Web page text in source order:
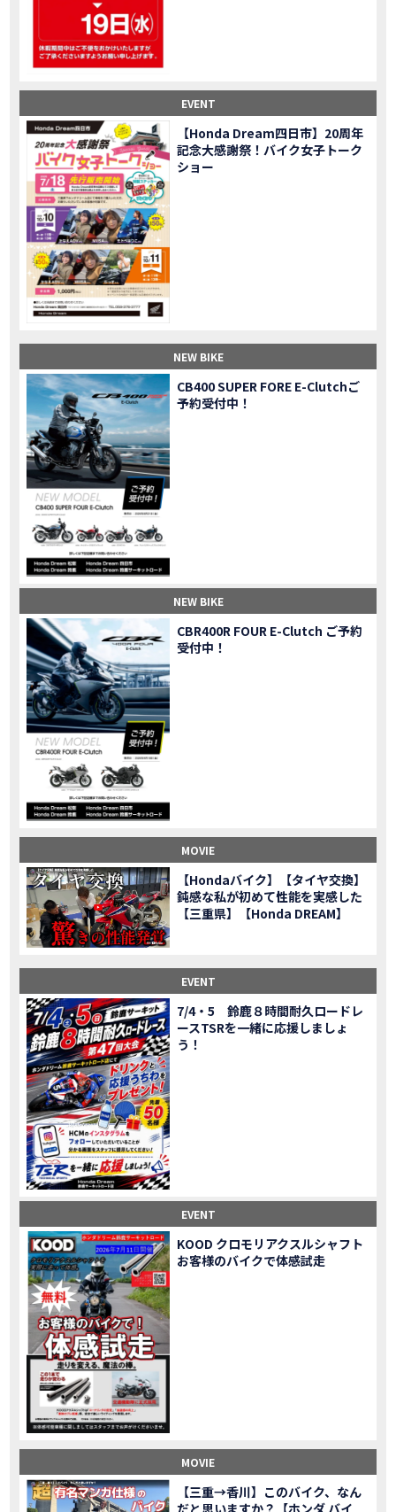
【三重県】女性ライダーツーリングを満喫しました｜CB1000HORNET CB750HORNET CB650R E-Clutch
MOVIE 【女子ツーの実態】恥ずかしいけど、暴露しました。
MOVIE オイル交換に行ったつもりが…まさかの大出費！？
「CRF250L」「CRF250L＜s＞」のカラーリング設定と 仕様を一部変更し発売
NEW BIKE 軽二輪スーパースポーツモデル「CBR250RR」の カラーバリエーションを変更し発売
MOVIE 【Honda Dream鈴鹿】20周年記念・大感謝祭イベント 大人気バイク女子が大集合・・Honda Dreamさんの人気を探ってきましたスペシャル！！メチャクチャ楽しかったです❤
NEW BIKE PROJECT BIG1 Final Edition CB 1300在庫車あります！
MOVIE 【バイク女子】急遽、愛車とお別れ…ついにあのバイクに乗れた
MOVIE 【バイク女子】オイル交換だけのつもりが、まさかのアレを交換することに！？
EVENT 【Honda Dream 鈴鹿２０周年記念大感謝祭】 多くの方のご来店ありがとうございました！
MOVIE 【CB650R E-Clutch】X-ADVでDCTに5年乗った私が素直にレビュー｜Honda X-ADV
MOVIE 【カブでアクセル全開】女性ライダーで耐久レース参戦！レースだけじゃないサーキットの楽しみ方|Honda supercub
MOVIE 【新型X-ADV】最初のカスタムはこれ！ガラスコーティングもしちゃいました|Honda X-ADV
三重県下 Honda Dream4店舗にて新春キャンペーンを開催
MOVIE 【速報】2025年モデルHonda X-ADV契約しました！新型のどこが凄いかチェックしてきた！
MOVIE 【女子ツーリング】秋の女子ツーリングin鳥羽・伊勢 【Honda Dream 松阪】
NEW BIKE スーパーカブFinal Edition/HELLP KITTY在庫車あります！
MOVIE 【CBR1000RR-R】スーパースポーツバイクで三重県の新スポットを巡る女子ツーリング|Honda CBR1000RRR Rebel1100 500 250
CAMPAIGN 三重県下 Honda Dreamにてレンタルバイクキャンペーン実施中💫
MOVIE 【アフリカツイン】憧れの大型バイクで1泊2日マスツーリング｜三重県〜静岡県｜Honda CL500 AfricaTwin
MOVIE 【女子ツーリング】穴場スポット満載！三重の美味しいもの・パワースポット！【Honda Dream 松阪】
MOVIE 【CBR600RR】憧れのSSバイクで女子ツーリング|三重県 松阪スタート！Honda Rebel250•500
MOVIE 【中級レベル】スクーター乗りの女性ライダーがライティングスクールに潜入【HMS】Honda 400X
MOVIE 【鈴鹿サーキット】ホンダモーターサイクリストスクールを体験してきました【バイク女子】
CAMPAIGN 【買取強化中】乗らないバイクはHonda Dreamへ！
MOVIE 【祝】Honda CL500納車「かなえさんバイク売れました！」連絡があり行ってきました
MOVIE 【シンガーソングライター茉ひるさんご来店】ホンダドリーム四日市
MOVIE 【ホンダドリーム鈴鹿サーキットロード】オープン当日イベントレポ！
MOVIE 【鈴鹿サーキットに近い！】ホンダドリーム鈴鹿サーキットロードOPEN！ #茉ひる
MOVIE CL500売却！X-ADVオーナーの素直な理由。〇〇で納得の買取してもらいました|Honda X-ADV
MOVIE 【梅本まどかさんコラボ】CIVIC TYPE R♪スタッフオススメの鈴鹿ドライブへ！【後編】
MOVIE 憧れの大型バイク試乗！4輪走行は驚きの…【Honda GoldWing AfricaTwin】試乗会in鈴鹿ツインサーキット
【鈴鹿ツインサーキット】バイク＆クルマ夢のコラボイベント！「HCM２＆４サーキットフェス」レポ
MOVIE 全員初対面！バイク女子6人がツーリング行ったらwww
バイク女子6人でツーリング行った結果ww！後編
MOVIE 温泉1泊。いつもソロの女性ライダー、大人のマスツーリングへついていった【三重〜長野•茶臼山高原経由】Honda CL500
MOVIE 【梅本まどかさんコラボ】CIVIC TYPE R♪ スタッフオススメの鈴鹿ドライブへ！【前編】
MOVIE ＨＣＭ２＆４サーキットフェス2023 紹介動画②
MOVIE ＨＣＭ２＆４サーキットフェス2023 紹介動画①
Honda Dream 四日市のご紹介
MOVIE Honda Dream 鈴鹿のご紹介
MOVIE
Honda Dream 松阪のご紹介
２月１２日 牡蠣ツーリングフォトギャラリー
EVENT 第6回オフロードスクールフォトギャラリー
EVENT Honda Dream鈴鹿・松阪・四日市 ３店舗合同周年祭フォトギャラリー
MOVIE Honda Dream鈴鹿・松阪・四日市 ３店舗合同周年祭レポート
NEW BIKE NEW BIKE「HAWK 11」新型ロードスポーツモデル HAWK 11を発売！
NEW BIKE NEW BIKE「ダックス125」新型レジャーバイク ダックス125を発売！
MOVIE Honda Dream 鈴鹿 オフロードスクール紹介
【新車中古車多数】三重県でバイクを探すなら！HondaDream松阪【ホンダ二輪車専門店】
MOVIE 【県下最大規模】三重県でバイクを探すなら！HondaDream鈴鹿【ホンダ二輪車専門店】
NEW BIKE 「CBR400R」「400X」の仕様 を一部変更し発売!
NEW BIKE 大型プレミアムツアラー「Gold Wing」 シリーズのカラーバリエーション を一部変更し発売!
NEW BIKE クルーザーモデル 「Rebel 250 S Edition」 に新色を追加し発表！
NEW BIKE 「CT125・ハンターカブ」 に新色を追加し発売！
NEW BIKE 「CB1100 EX Final Edition」「CB1100 RS Final Edition」を発売
NEW BIKE 「モンキー125」に5速トランスミッションを採用した新エンジンを搭載し発売！
NEW BIKE 「スーパーカブ C125」に環境性能を向上させた新エンジンを搭載し発売！
EVENT 【イベントレポート】2021年 7月25日 敦賀ツーリング
「ADV150」に受注期間限定のカラーリングを設定し発売！
NEW BIKE 「GB350」「GB350 S」新型ロードスポーツモデル GB350・GB350 S を発売！
EVENT
【Honda Dream四日市】20周年
記念大感謝祭！バイク女子トーク
ショー
NEW BIKE
CB400 SUPER FORE E-Clutchご
予約受付中！
NEW BIKE
CBR400R FOUR E-Clutch ご予約
受付中！
MOVIE
【Hondaバイク】【タイヤ交換】
鈍感な私が初めて性能を実感した
【三重県】【Honda DREAM】
EVENT
7/4・5 鈴鹿８時間耐久ロードレ
ースTSRを一緒に応援しましょ
う！
EVENT
KOOD クロモリアクスルシャフト
お客様のバイクで体感試走
MOVIE
【三重→香川】このバイク、なん